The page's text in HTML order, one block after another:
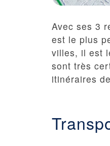
Avec ses 3
est le plus
villes, il est
sont très
itinéraires